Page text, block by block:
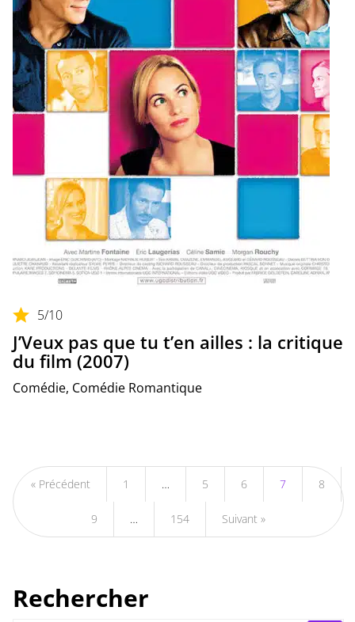
5/10
J’Veux pas que tu t’en ailles : la critique
du film (2007)
Comédie, Comédie Romantique
« Précédent 1 … 5 6 7 8
9 … 154 Suivant »
Rechercher